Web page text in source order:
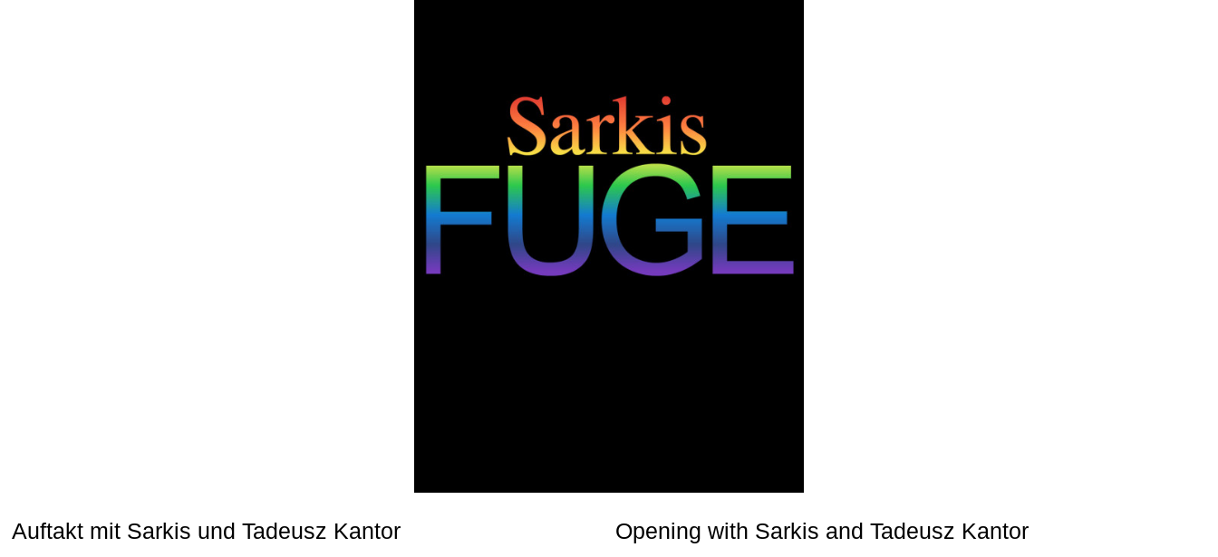
Auftakt mit Sarkis und Tadeusz Kantor
Opening with Sarkis and Tadeusz Kantor